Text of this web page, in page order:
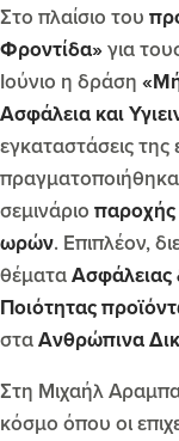
Στο πλαίσιο του
Φροντίδα»για
Ιούνιο η δράση
Ασφάλεια και
εγκαταστάσεις της
σεμινάριο
ωρών. Επιπλέον,
θέματαΑσφάλειας
Ποιότητας
σταΑνθρώπινα
Στη Μιχαήλ
κόσμο όπου οι